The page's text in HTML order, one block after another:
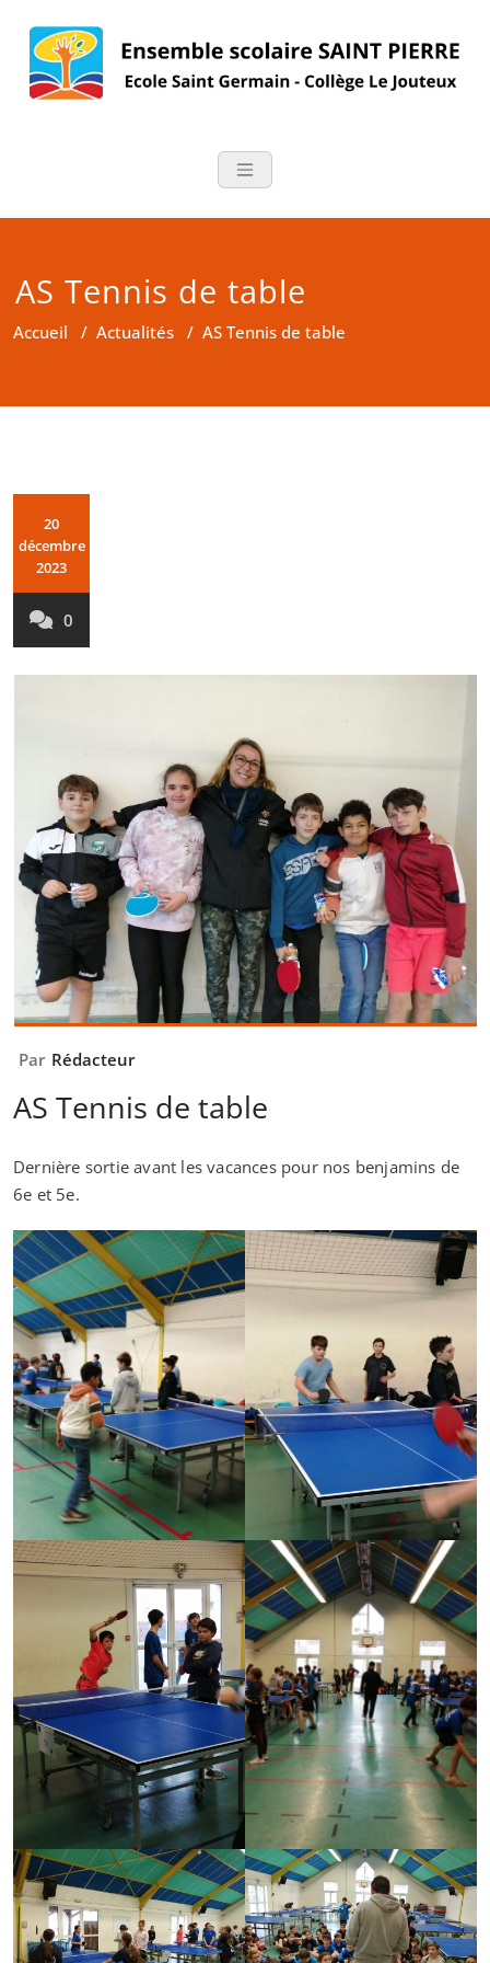
content
Ensemble
AS Tennis de table
Accueil / Actualités / AS Tennis de table
20
décembre
2023
0
Par Rédacteur
AS Tennis de table
Dernière sortie avant les vacances pour nos benjamins de
6e et 5e.